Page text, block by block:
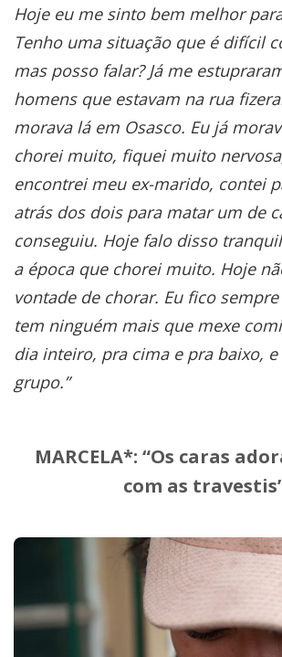
Hoje eu me sinto bem melhor
Tenho uma situação que é difícil
mas posso falar? Já me
homens que estavam na rua
morava lá em Osasco. Eu já
chorei muito, fiquei muito
encontrei meu ex-marido, contei
atrás dos dois para matar um de
conseguiu. Hoje falo disso
a época que chorei muito. Hoje
vontade de chorar. Eu fico
tem ninguém mais que mexe
dia inteiro, pra cima e pra baixo,
grupo.”
MARCELA*: “Os caras
com as